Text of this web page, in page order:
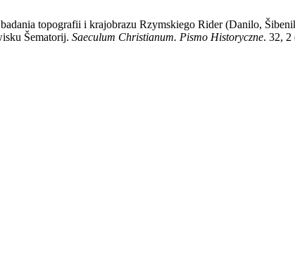
topografii i krajobrazu Rzymskiego Rider (Danilo,
Šematorij. Saeculum Christianum. Pismo Historyczne. 32, 2